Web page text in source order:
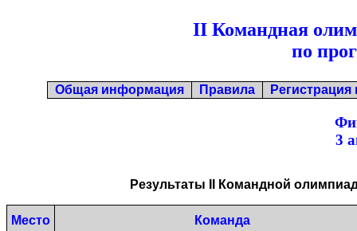
II Командная
по
Общая информация Правила
3
Результаты II Командной
Место Команда